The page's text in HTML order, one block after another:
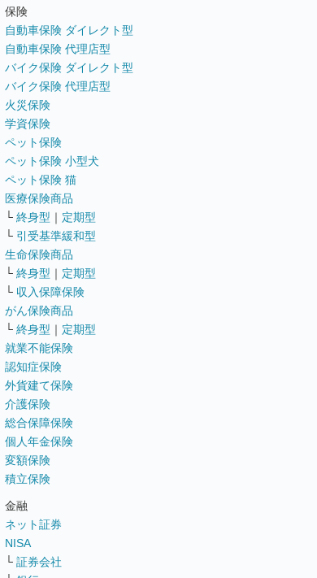
保険
自動車保険 ダイレクト型
自動車保険 代理店型
バイク保険 ダイレクト型
バイク保険 代理店型
火災保険
学資保険
ペット保険
ペット保険 小型犬
ペット保険 猫
医療保険商品
└ 終身型 ｜ 定期型
└ 引受基準緩和型
生命保険商品
└ 終身型 ｜ 定期型
└ 収入保障保険
がん保険商品
└ 終身型 ｜ 定期型
就業不能保険
認知症保険
外貨建て保険
介護保険
総合保障保険
個人年金保険
変額保険
積立保険
金融
ネット証券
NISA
└ 証券会社